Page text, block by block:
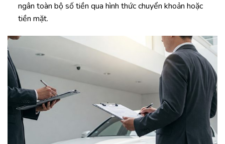
ngân toàn bộ số tiền qua hình thức chuyển khoản hoặc
tiền mặt.